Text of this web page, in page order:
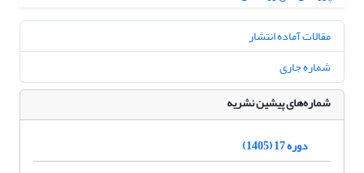
مقالات آماده انتشار
شماره جاری
شماره‌های پیشین نشریه
دوره 17 (1405)